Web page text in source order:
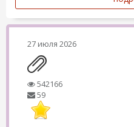
27 июля 2026
542166
59